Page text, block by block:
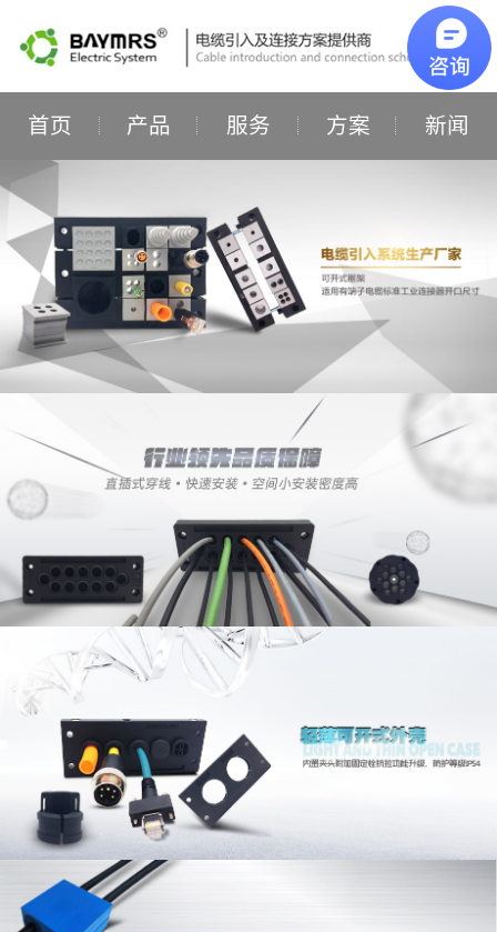
首页 产品 服务 方案 新闻